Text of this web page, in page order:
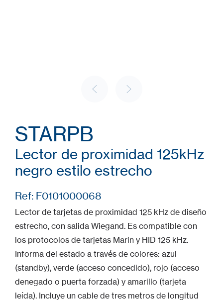
STARPB
Lector de proximidad 125kHz
negro estilo estrecho
Ref: F0101000068
Lector de tarjetas de proximidad 125 kHz de diseño
estrecho, con salida Wiegand. Es compatible con
los protocolos de tarjetas Marin y HID 125 kHz.
Informa del estado a través de colores: azul
(standby), verde (acceso concedido), rojo (acceso
denegado o puerta forzada) y amarillo (tarjeta
leída). Incluye un cable de tres metros de longitud